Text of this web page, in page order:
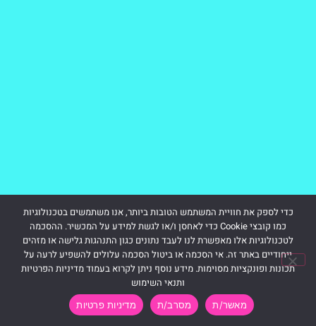
כדי לספק את חוויית המשתמש הטובות ביותר, אנו משתמשים בטכנולוגיות
כמו קובצי Cookie כדי לאחסן ו/או לגשת למידע על המכשיר. ההסכמה
לטכנולוגיות אלו מאפשרת לנו לעבד נתונים כגון התנהגות גלישה או מזהים
ייחודיים באתר זה. אי הסכמה או ביטול הסכמה עלולים להשפיע לרעה על
תכונות ופונקציות מסוימות. מידע נוסף ניתן לקרוא בעמוד מדיניות הפרטיות
ותנאי השימוש
מאשר/ת מסרב/ת מדיניות פרטיות